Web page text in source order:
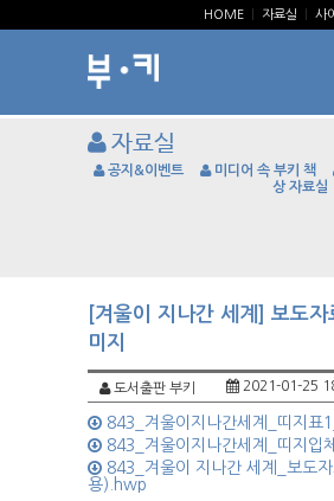
HOME 자료실 사
자료실
공지&이벤트 미디어 속 부키 책
상 자료실
[겨울이 지나간 세계] 보도자
미지
도서출판 부키 2021-01-25
843_겨울이지나간세계_띠지표
843_겨울이지나간세계_띠지입
843_겨울이 지나간 세계_보도
용).hwp